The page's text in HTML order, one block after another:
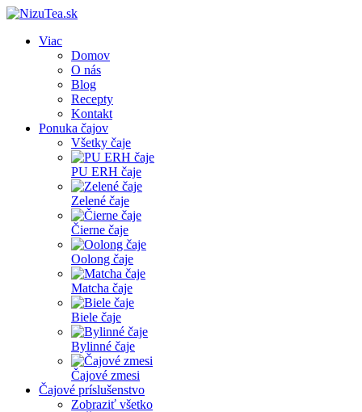
Viac
Domov
O nás
Blog
Recepty
Kontakt
Ponuka čajov
Všetky čaje
PU ERH čaje
Zelené čaje
Čierne čaje
Oolong čaje
Matcha čaje
Biele čaje
Bylinné čaje
Čajové zmesi
Čajové príslušenstvo
Zobraziť všetko